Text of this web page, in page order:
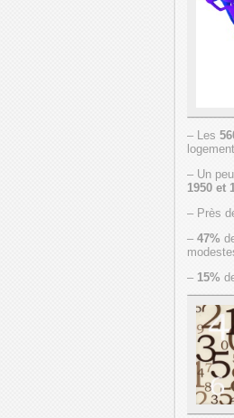
– Les
– Un
1950 et
– Près
– 47%
– 15%